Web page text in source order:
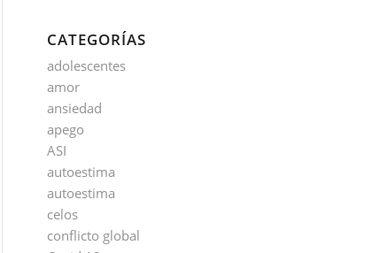
CATEGORÍAS
adolescentes
amor
ansiedad
apego
ASI
autoestima
autoestima
celos
conflicto global